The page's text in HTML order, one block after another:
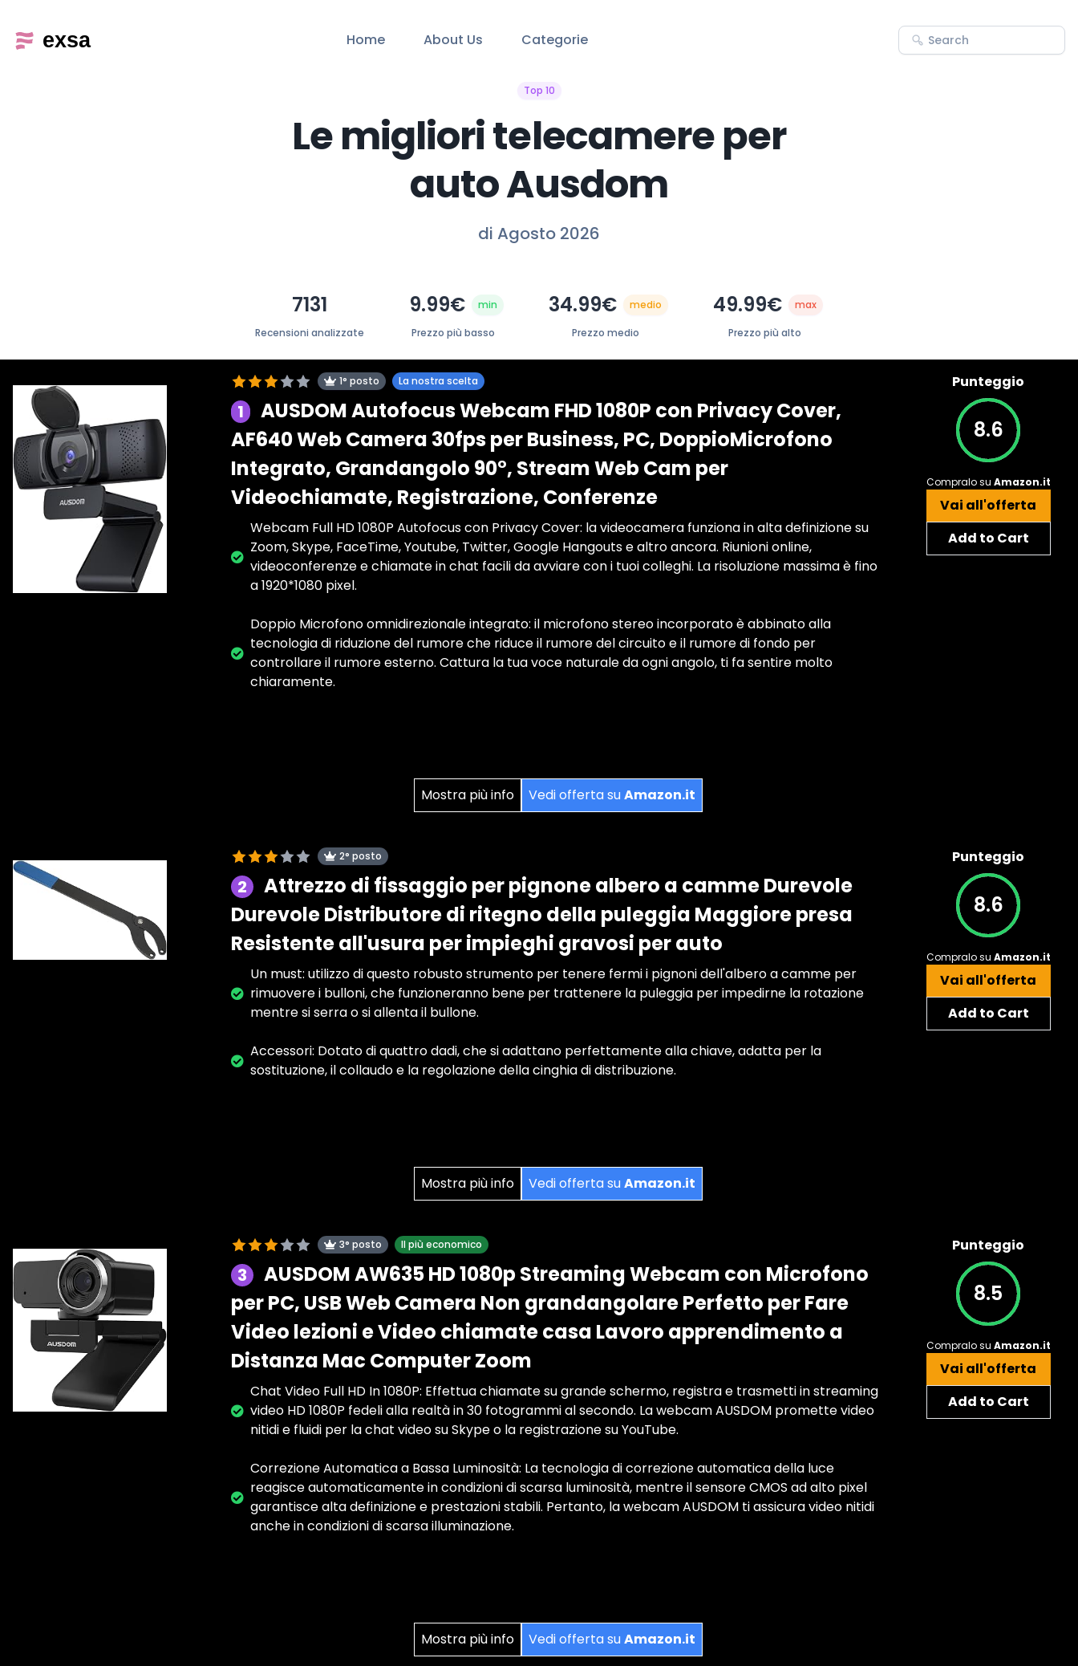
Home About Us Categorie
Top 10
Le migliori telecamere per
auto Ausdom
di Agosto 2026
7131
Recensioni analizzate
9.99€ min
Prezzo più basso
34.99€ medio
Prezzo medio
49.99€ max
Prezzo più alto
1° posto La nostra scelta
1
AUSDOM Autofocus Webcam FHD 1080P con Privacy Cover,
AF640 Web Camera 30fps per Business, PC, DoppioMicrofono
Integrato, Grandangolo 90°, Stream Web Cam per
Videochiamate, Registrazione, Conferenze
Webcam Full HD 1080P Autofocus con Privacy Cover: la videocamera funziona in alta definizione su
Zoom, Skype, FaceTime, Youtube, Twitter, Google Hangouts e altro ancora. Riunioni online,
videoconferenze e chiamate in chat facili da avviare con i tuoi colleghi. La risoluzione massima è fino
a 1920*1080 pixel.
Doppio Microfono omnidirezionale integrato: il microfono stereo incorporato è abbinato alla
tecnologia di riduzione del rumore che riduce il rumore del circuito e il rumore di fondo per
controllare il rumore esterno. Cattura la tua voce naturale da ogni angolo, ti fa sentire molto
chiaramente.
Mostra più info Vedi offerta suAmazon.it
Punteggio
8.6
Compralo su Amazon.it
Vai all'offerta
Add to Cart
2° posto
2
Attrezzo di fissaggio per pignone albero a camme Durevole
Durevole Distributore di ritegno della puleggia Maggiore presa
Resistente all'usura per impieghi gravosi per auto
Un must: utilizzo di questo robusto strumento per tenere fermi i pignoni dell'albero a camme per
rimuovere i bulloni, che funzioneranno bene per trattenere la puleggia per impedirne la rotazione
mentre si serra o si allenta il bullone.
Accessori: Dotato di quattro dadi, che si adattano perfettamente alla chiave, adatta per la
sostituzione, il collaudo e la regolazione della cinghia di distribuzione.
Mostra più info Vedi offerta suAmazon.it
Punteggio
8.6
Compralo su Amazon.it
Vai all'offerta
Add to Cart
3° posto Il più economico
3
AUSDOM AW635 HD 1080p Streaming Webcam con Microfono
per PC, USB Web Camera Non grandangolare Perfetto per Fare
Video lezioni e Video chiamate casa Lavoro apprendimento a
Distanza Mac Computer Zoom
Chat Video Full HD In 1080P: Effettua chiamate su grande schermo, registra e trasmetti in streaming
video HD 1080P fedeli alla realtà in 30 fotogrammi al secondo. La webcam AUSDOM promette video
nitidi e fluidi per la chat video su Skype o la registrazione su YouTube.
Correzione Automatica a Bassa Luminosità: La tecnologia di correzione automatica della luce
reagisce automaticamente in condizioni di scarsa luminosità, mentre il sensore CMOS ad alto pixel
garantisce alta definizione e prestazioni stabili. Pertanto, la webcam AUSDOM ti assicura video nitidi
anche in condizioni di scarsa illuminazione.
Mostra più info Vedi offerta suAmazon.it
Punteggio
8.5
Compralo su Amazon.it
Vai all'offerta
Add to Cart